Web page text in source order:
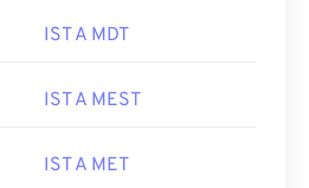
IST A MDT
IST A MEST
IST A MET